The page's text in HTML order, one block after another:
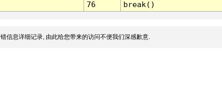
76 break()
信息详细记录, 由此给您带来的访问不便我们深感歉意.